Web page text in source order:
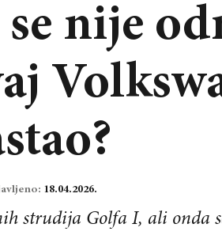
nije
18.04.2026.
strudija Golfa I, ali onda